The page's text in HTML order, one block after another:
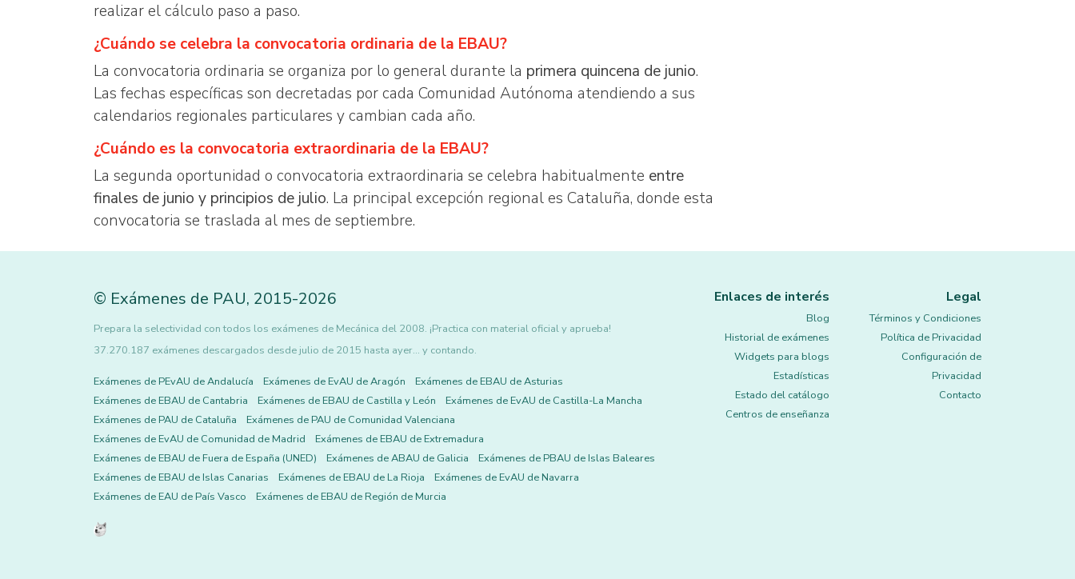
realizar el cálculo paso a paso.
¿Cuándo se celebra la convocatoria ordinaria de la EBAU?
La convocatoria ordinaria se organiza por lo general durante la primera quincena de junio.
Las fechas específicas son decretadas por cada Comunidad Autónoma atendiendo a sus
calendarios regionales particulares y cambian cada año.
¿Cuándo es la convocatoria extraordinaria de la EBAU?
La segunda oportunidad o convocatoria extraordinaria se celebra habitualmente entre
finales de junio y principios de julio. La principal excepción regional es Cataluña, donde esta
convocatoria se traslada al mes de septiembre.
© Exámenes de PAU, 2015-2026
Prepara la selectividad con todos los exámenes de Mecánica del 2008. ¡Practica con material oficial y aprueba!
37.270.187 exámenes descargados desde julio de 2015 hasta ayer... y contando.
Exámenes de PEvAU de Andalucía Exámenes de EvAU de Aragón
Exámenes de EBAU de Asturias
Exámenes de EBAU de Cantabria
Exámenes de EBAU de Castilla y León
Exámenes de EvAU de Castilla-La Mancha
Exámenes de PAU de Cataluña
Exámenes de PAU de Comunidad Valenciana
Exámenes de EvAU de Comunidad de Madrid
Exámenes de EBAU de Extremadura
Exámenes de EBAU de Fuera de España (UNED)
Exámenes de ABAU de Galicia
Exámenes de PBAU de Islas Baleares
Exámenes de EBAU de Islas Canarias
Exámenes de EBAU de La Rioja
Exámenes de EvAU de Navarra
Exámenes de EAU de País Vasco
Exámenes de EBAU de Región de Murcia
Enlaces de interés
Blog
Historial de exámenes
Widgets para blogs
Estadísticas
Estado del catálogo
Centros de enseñanza
Legal
Términos y Condiciones
Política de Privacidad
Configuración de
Privacidad
Contacto